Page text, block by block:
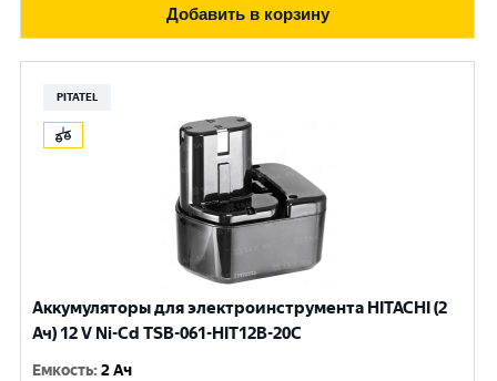
Добавить в корзину
PITATEL
Аккумуляторы для электроинструмента HITACHI (2
Ач) 12 V Ni-Cd TSB-061-HIT12B-20C
Емкость:2 Ач